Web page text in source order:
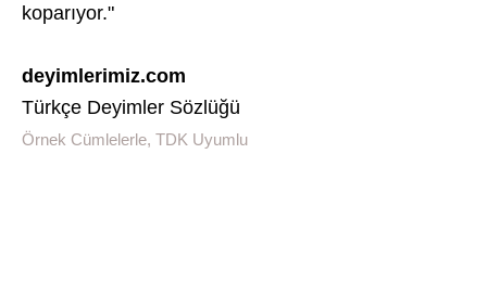
koparıyor."
deyimlerimiz.com
Türkçe Deyimler Sözlüğü
Örnek Cümlelerle, TDK Uyumlu